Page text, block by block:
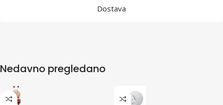
Dostava
Nedavno pregledano